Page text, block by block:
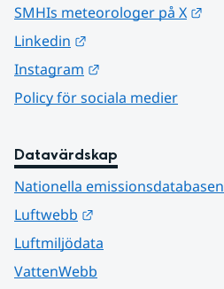
SMHIs meteorologer på X
Linkedin
Instagram
Policy för sociala medier
Datavärdskap
Nationella emissionsdatabasen
Luftwebb
Luftmiljödata
VattenWebb